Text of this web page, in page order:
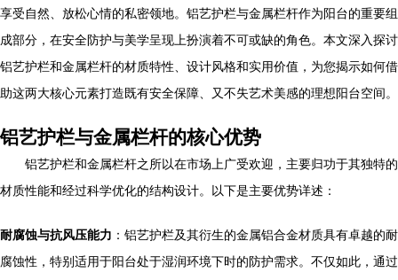
享受自然、放松心情的私密领地。铝艺护栏与金属栏杆作为阳台的重要组
成部分，在安全防护与美学呈现上扮演着不可或缺的角色。本文深入探讨
铝艺护栏和金属栏杆的材质特性、设计风格和实用价值，为您揭示如何借
助这两大核心元素打造既有安全保障、又不失艺术美感的理想阳台空间。
铝艺护栏与金属栏杆的核心优势
铝艺护栏和金属栏杆之所以在市场上广受欢迎，主要归功于其独特的
材质性能和经过科学优化的结构设计。以下是主要优势详述：
耐腐蚀与抗风压能力 ：铝艺护栏及其衍生的金属铝合金材质具有卓越的耐
腐蚀性，特别适用于阳台处于湿润环境下时的防护需求。不仅如此，通过